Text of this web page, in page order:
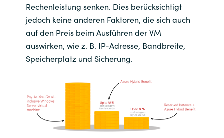
Oman
Philippines
Portugal
Qatar
Rechenleistung senken. Dies berücksichtigt
jedoch keine anderen Faktoren, die sich auch
auf den Preis beim Ausführen der VM
auswirken, wie z. B. IP-Adresse, Bandbreite,
Speicherplatz und Sicherung.